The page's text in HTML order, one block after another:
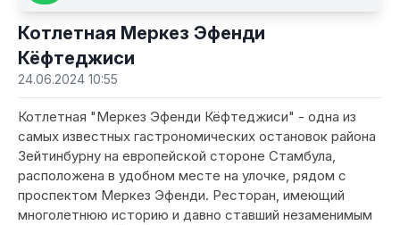
Котлетная Меркез Эфенди
Кёфтеджиси
24.06.2024 10:55
Котлетная "Меркез Эфенди Кёфтеджиси" - одна из
самых известных гастрономических остановок района
Зейтинбурну на европейской стороне Стамбула,
расположена в удобном месте на улочке, рядом с
проспектом Меркез Эфенди. Ресторан, имеющий
многолетнюю историю и давно ставший незаменимым